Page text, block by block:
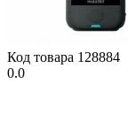
Код товара 128884
0.0